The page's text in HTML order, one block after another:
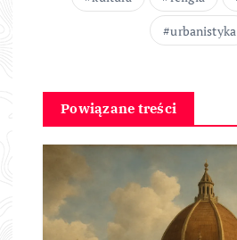
urbanistyka
Powiązane treści